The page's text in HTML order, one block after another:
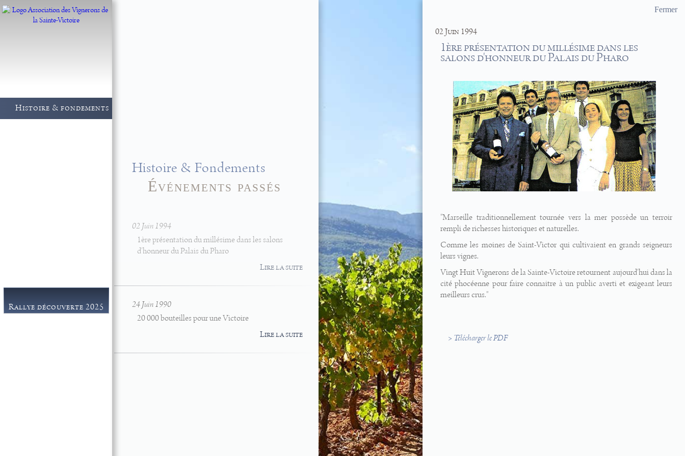
Histoire & fondements
Rallye découverte 2025
Histoire & Fondements
Événements passés
02 Juin 1994
1ère présentation du millésime dans les salons
d'honneur du Palais du Pharo
Lire la suite
24 Juin 1990
20 000 bouteilles pour une Victoire
Lire la suite
Fermer
02 Juin 1994
1ère présentation du millésime dans les
salons d'honneur du Palais du Pharo
"Marseille traditionnellement tournée vers la mer possède un terroir
rempli de richesses historiques et naturelles.
Comme les moines de Saint-Victor qui cultivaient en grands seigneurs
leurs vignes.
Vingt Huit Vignerons de la Sainte-Victoire retournent aujourd'hui dans la
cité phocéenne pour faire connaitre à un public averti et exigeant leurs
meilleurs crus."
> Télécharger le PDF